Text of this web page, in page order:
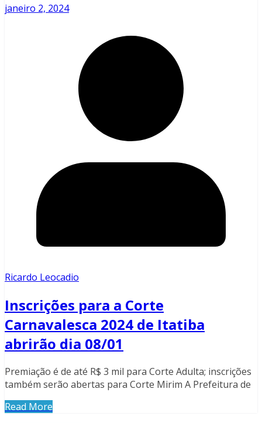
janeiro 2, 2024
Ricardo Leocadio
Inscrições para a Corte
Carnavalesca 2024 de Itatiba
abrirão dia 08/01
Premiação é de até R$ 3 mil para Corte Adulta; inscrições
também serão abertas para Corte Mirim A Prefeitura de
Read More